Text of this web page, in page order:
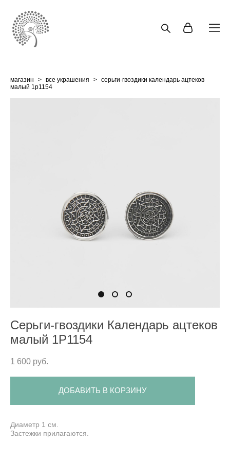
магазин > все украшения > серьги-гвоздики календарь ацтеков
малый 1p1154
Серьги-гвоздики Календарь ацтеков
малый 1P1154
1 600 pуб.
ДОБАВИТЬ В КОРЗИНУ
Диаметр 1 см.
Застежки прилагаются.